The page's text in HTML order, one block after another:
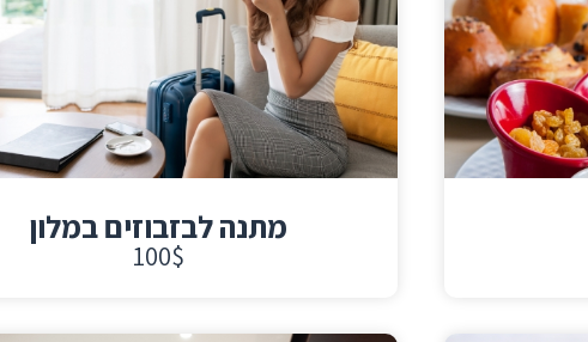
מתנה לבזבוזים במלון
100$